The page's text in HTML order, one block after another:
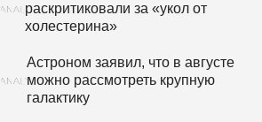
раскритиковали за «укол от
холестерина»
Астроном заявил, что в августе
можно рассмотреть крупную
галактику